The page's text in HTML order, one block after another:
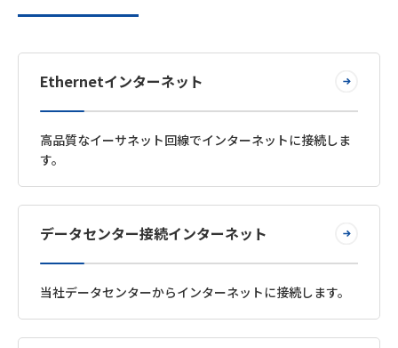
Ethernetインターネット
高品質なイーサネット回線でインターネットに接続しま
す。
データセンター接続インターネット
当社データセンターからインターネットに接続します。